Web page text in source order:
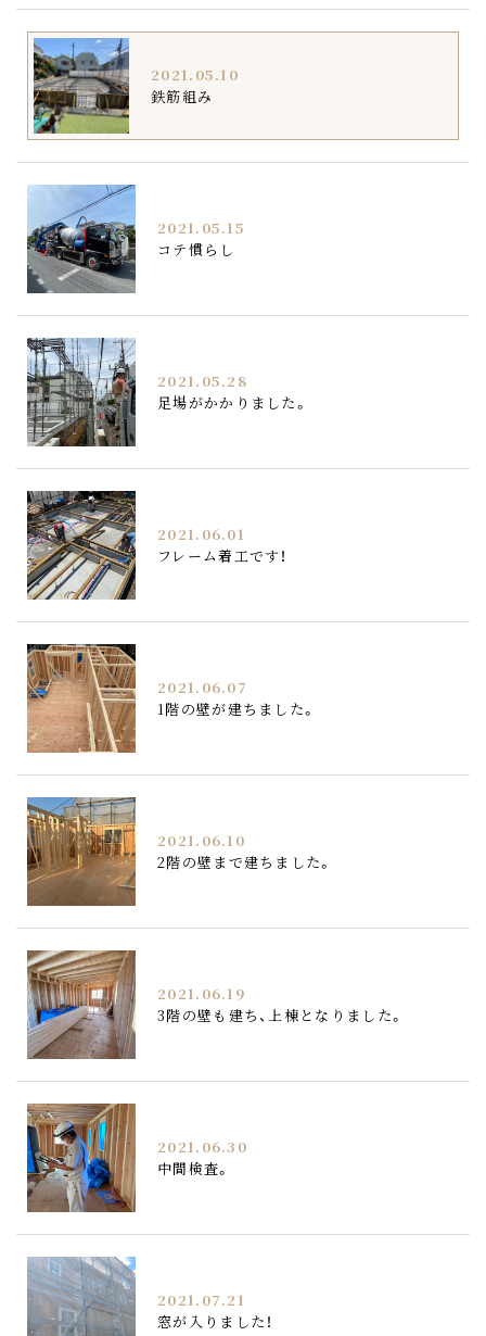
2021.05.10
鉄筋組み
2021.05.15
コテ慣らし
2021.05.28
足場がかかりました。
2021.06.01
フレーム着工です！
2021.06.07
1階の壁が建ちました。
2021.06.10
2階の壁まで建ちました。
2021.06.19
3階の壁も建ち、上棟となりました。
2021.06.30
中間検査。
2021.07.21
窓が入りました！